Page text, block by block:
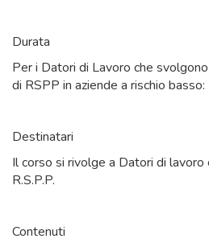
Durata
Per i Datori di Lavoro che
di RSPP in aziende a rischio basso:
Destinatari
Il corso si rivolge a Datori di
R.S.P.P.
Contenuti